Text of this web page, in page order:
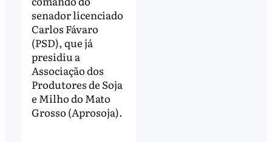
senador licenciado
Carlos Fávaro
(PSD), que já
presidiu a
Associação dos
Produtores de Soja
e Milho do Mato
Grosso (Aprosoja).